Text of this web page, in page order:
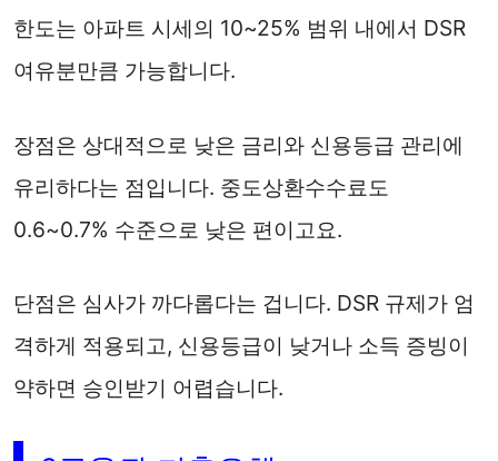
한도는 아파트 시세의 10~25% 범위 내에서 DSR
여유분만큼 가능합니다.
장점은 상대적으로 낮은 금리와 신용등급 관리에
유리하다는 점입니다. 중도상환수수료도
0.6~0.7% 수준으로 낮은 편이고요.
단점은 심사가 까다롭다는 겁니다. DSR 규제가 엄
격하게 적용되고, 신용등급이 낮거나 소득 증빙이
약하면 승인받기 어렵습니다.